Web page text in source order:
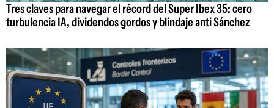
Tres claves para navegar el récord del Super Ibex 35: cero
turbulencia IA, dividendos gordos y blindaje anti Sánchez